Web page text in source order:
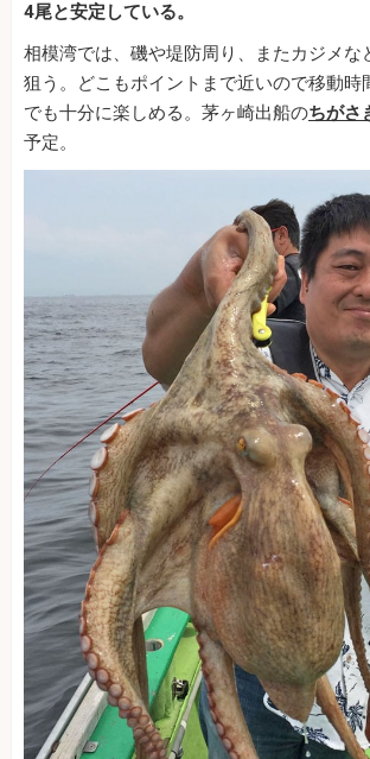
4尾と安定している。
相模湾では、磯や堤防周り、またカジメな
狙う。どこもポイントまで近いので移動時
でも十分に楽しめる。茅ヶ崎出船のちがさ
予定。